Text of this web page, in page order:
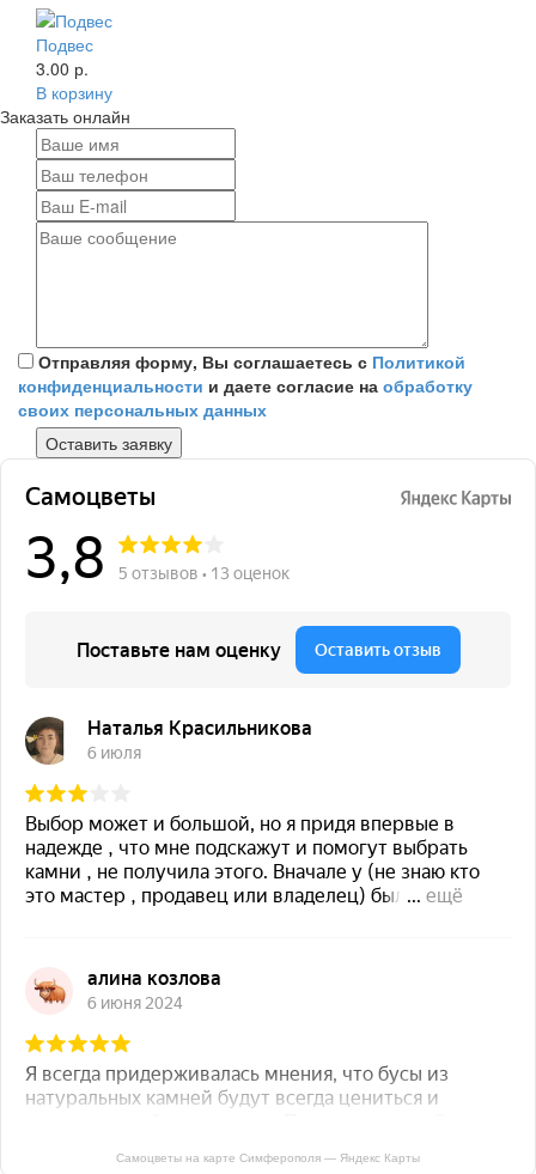
Подвес
3.00 р.
В корзину
Заказать онлайн
Отправляя форму, Вы соглашаетесь с Политикой
конфиденциальности и даете согласие на обработку
своих персональных данных
Самоцветы на карте Симферополя — Яндекс Карты